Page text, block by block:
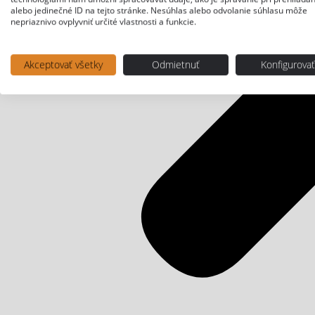
alebo jedinečné ID na tejto stránke. Nesúhlas alebo odvolanie súhlasu môže
nepriaznivo ovplyvniť určité vlastnosti a funkcie.
Akceptovať všetky Odmietnuť Konfigurovať